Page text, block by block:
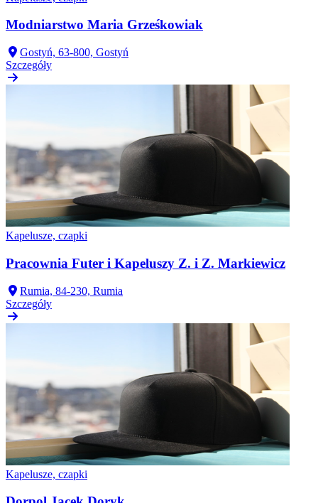
Modniarstwo Maria Grześkowiak
Gostyń, 63-800, Gostyń
Szczegóły
Kapelusze, czapki
Pracownia Futer i Kapeluszy Z. i Z. Markiewicz
Rumia, 84-230, Rumia
Szczegóły
Kapelusze, czapki